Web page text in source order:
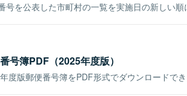
号を公表した市町村の一覧を実施日の新しい順
号簿PDF（2025年度版）
度版郵便番号簿をPDF形式でダウンロードでき